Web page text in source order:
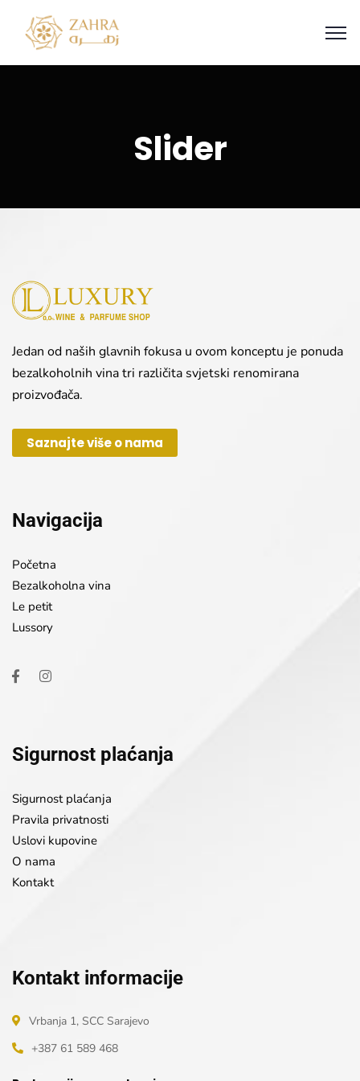
Slider
Jedan od naših glavnih fokusa u ovom konceptu je ponuda
bezalkoholnih vina tri različita svjetski renomirana
proizvođača.
Saznajte više o nama
Navigacija
Početna
Bezalkoholna vina
Le petit
Lussory
Sigurnost plaćanja
Sigurnost plaćanja
Pravila privatnosti
Uslovi kupovine
O nama
Kontakt
Kontakt informacije
Vrbanja 1, SCC Sarajevo
+387 61 589 468